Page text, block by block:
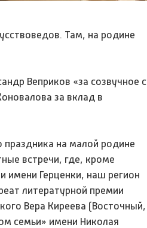
Там, на родине
Веприков «за созвучное с
за вклад в
праздника на малой родине
встречи, где, кроме
имени Герценки, наш регион
литературной премии
Вера Киреева (Восточный,
семьи» имени Николая